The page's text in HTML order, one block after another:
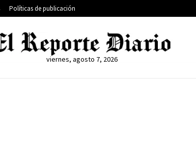
Políticas de publicación
viernes, agosto 7, 2026